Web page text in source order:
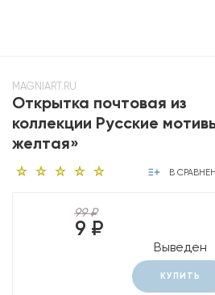
MAGNIART.RU
Открытка почтовая из
коллекции Русские
желтая»
В
99 ₽
9 ₽
Выведен
КУПИТЬ